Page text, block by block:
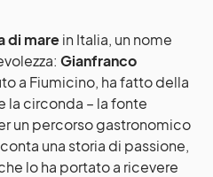
di marein Italia, un nome
Gianfranco
a Fiumicino, ha fatto della
la circonda – la fonte
un percorso gastronomico
una storia di passione,
lo ha portato a ricevere